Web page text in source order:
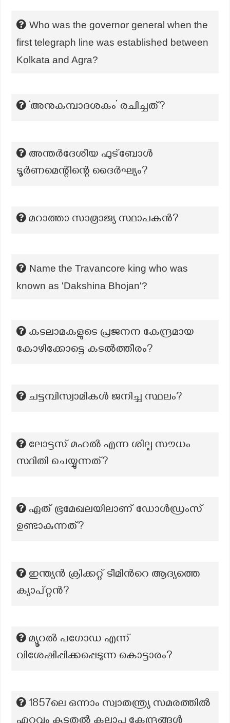
Who was the governor general when the
first telegraph line was established between
Kolkata and Agra?
‘അനുകമ്പാദശകം’ രചിച്ചത്?
അന്തർദേശീയ ഫുട്ബോൾ
ടൂർണമെന്റിന്റെ ദൈർഘ്യം?
മറാത്താ സാമ്രാജ്യ സ്ഥാപകൻ?
Name the Travancore king who was
known as 'Dakshina Bhojan'?
കടലാമകളുടെ പ്രജനന കേന്ദ്രമായ
കോഴിക്കോട്ടെ കടൽത്തീരം?
ചട്ടമ്പിസ്വാമികൾ ജനിച്ച സ്ഥലം?
ലോട്ടസ് മഹൽ എന്ന ശില്പ സൗധം
സ്ഥിതി ചെയ്യുന്നത്?
ഏത് ഭൂമേഖലയിലാണ് ഡോൾഡ്രംസ്
ഉണ്ടാകുന്നത്?
ഇന്ത്യൻ ക്രിക്കറ്റ് ടീമിൻറെ ആദ്യത്തെ
ക്യാപ്റ്റൻ?
മ്യൂറൽ പഗോഡ എന്ന്
വിശേഷിപ്പിക്കപ്പെടുന്ന കൊട്ടാരം?
1857ലെ ഒന്നാം സ്വാതന്ത്ര്യ സമരത്തിൽ